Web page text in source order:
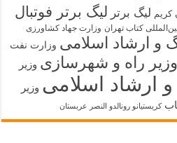
کریم لیگ برتر لیگ برتر فوتبال
کتاب تهران وزارت جهاد کشاورزی
و ارشاد اسلامی وزارت نفت
وزیر راه و شهرسازی وزیر
ارشاد اسلامی وزیر
کریستیانو رونالدو النصر عربستان